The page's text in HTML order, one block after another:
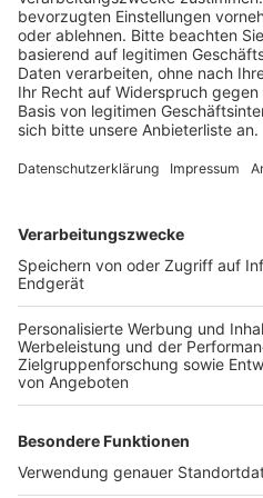
Fünf von ihnen hatten
Wohnungen erst kurz vor
Klingeldurchgangs verlassen
das Feuer an den
Trockenheit hatten sich die
ausgebreitet, der dunkler
Zur Überwachung des
eingesetzt. Die
Sondierungsarbeiten im
entdeckt worden.
Anzeige